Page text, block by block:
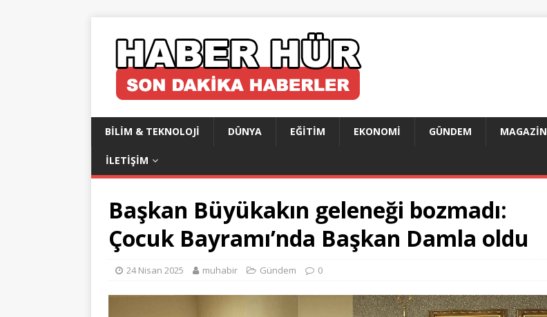
BILIM & TEKNOLOJI DÜNYA EĞITIM EKONOMI GÜNDEM MAGAZIN
İLETIŞIM
Başkan Büyükakın geleneği bozmadı:
Çocuk Bayramı’nda Başkan Damla oldu
24 Nisan 2025 muhabir Gündem 0